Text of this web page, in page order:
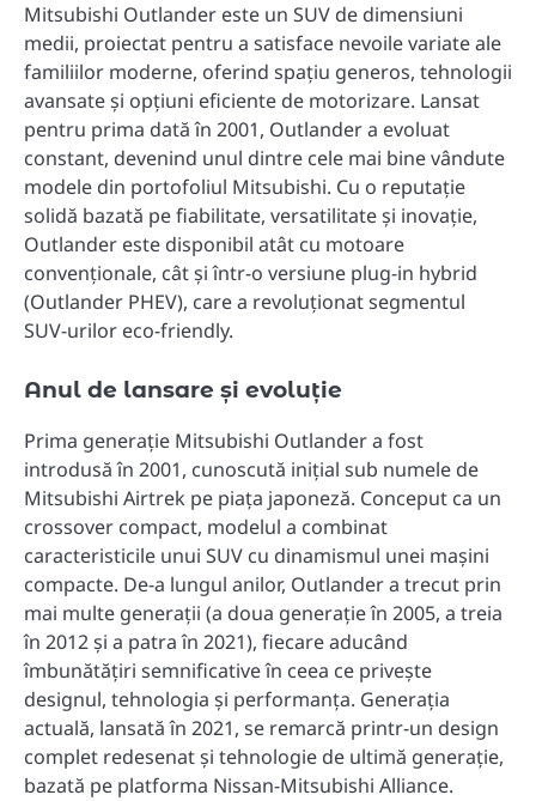
Mitsubishi Outlander este un SUV de dimensiuni
medii, proiectat pentru a satisface nevoile variate ale
familiilor moderne, oferind spațiu generos, tehnologii
avansate și opțiuni eficiente de motorizare. Lansat
pentru prima dată în 2001, Outlander a evoluat
constant, devenind unul dintre cele mai bine vândute
modele din portofoliul Mitsubishi. Cu o reputație
solidă bazată pe fiabilitate, versatilitate și inovație,
Outlander este disponibil atât cu motoare
convenționale, cât și într-o versiune plug-in hybrid
(Outlander PHEV), care a revoluționat segmentul
SUV-urilor eco-friendly.
Anul de lansare și evoluție
Prima generație Mitsubishi Outlander a fost
introdusă în 2001, cunoscută inițial sub numele de
Mitsubishi Airtrek pe piața japoneză. Conceput ca un
crossover compact, modelul a combinat
caracteristicile unui SUV cu dinamismul unei mașini
compacte. De-a lungul anilor, Outlander a trecut prin
mai multe generații (a doua generație în 2005, a treia
în 2012 și a patra în 2021), fiecare aducând
îmbunătățiri semnificative în ceea ce privește
designul, tehnologia și performanța. Generația
actuală, lansată în 2021, se remarcă printr-un design
complet redesenat și tehnologie de ultimă generație,
bazată pe platforma Nissan-Mitsubishi Alliance.